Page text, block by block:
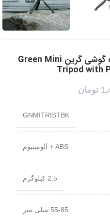
مینی سه پایه با نگهدارنده گوشی گرین Green Mini
Tripod with
تومان
GNMITRISTBK
ABS + آلومینیوم
2.5 کیلوگرم
55-85 میلی متر